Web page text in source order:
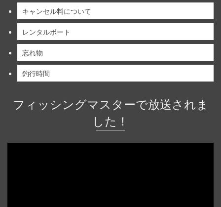
キャンセル料について
レンタルボート
忘れ物
釣行時間
フィッシングマスターで放送されま
した！